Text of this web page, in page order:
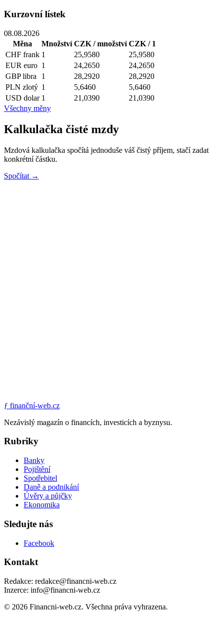
Kurzovní lístek
08.08.2026
Měna
Množství CZK / množství CZK / 1
CHF frank 1 25,9580
25,9580
EUR euro 1 24,2650
24,2650
GBP libra 1 28,2920
28,2920
PLN zlotý 1 5,6460
5,6460
USD dolar 1 21,0390
21,0390
Všechny měny
Kalkulačka čisté mzdy
Mzdová kalkulačka spočítá jednoduše váš čistý příjem, stačí zadat
konkrétní částku.
Spočítat →
ƒ finanční-web.cz
Nezávislý magazín o financích, investicích a byznysu.
Rubriky
Banky
Pojištění
Spotřebitel
Daně a podnikání
Úvěry a půjčky
Ekonomika
Sledujte nás
Facebook
Kontakt
Redakce: redakce@financni-web.cz
Inzerce: info@financni-web.cz
© 2026 Financni-web.cz. Všechna práva vyhrazena.